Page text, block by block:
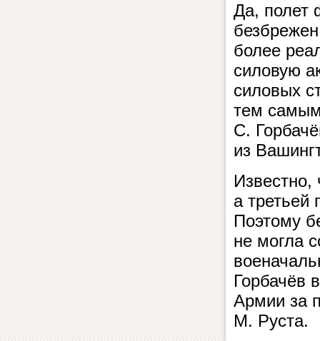
Да, полет
более
силовую
силовых
тем
С.
из
Известно,
а
Поэтому
не могла
Горбачёв
Армии за
М. Руста.